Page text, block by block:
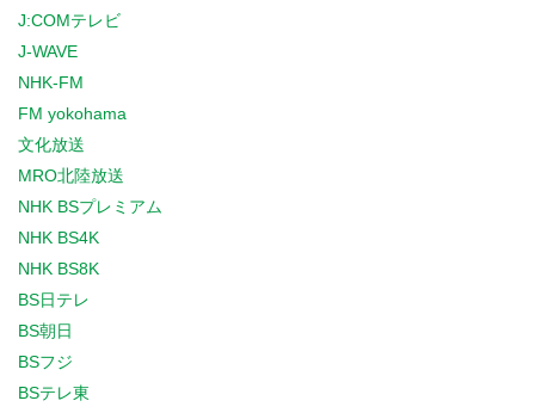
J:COMテレビ
J-WAVE
NHK-FM
FM yokohama
文化放送
MRO北陸放送
NHK BSプレミアム
NHK BS4K
NHK BS8K
BS日テレ
BS朝日
BSフジ
BSテレ東